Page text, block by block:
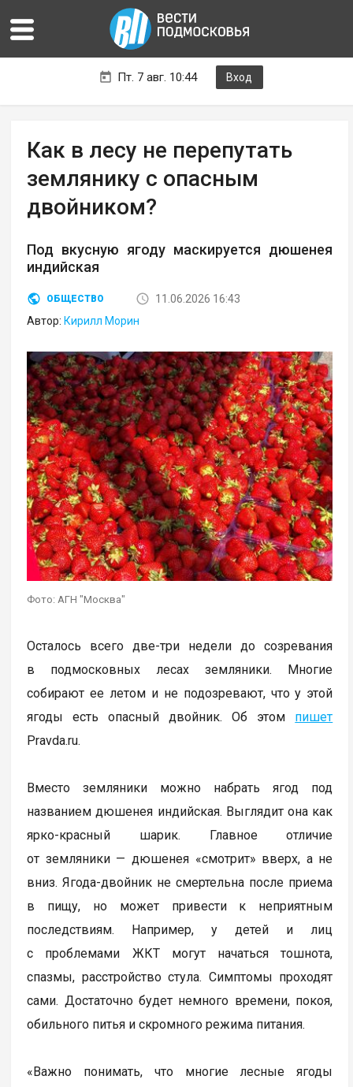
Пт. 7 авг. 10:44 Вход
Как в лесу не перепутать
землянику с опасным
двойником?
Под вкусную ягоду маскируется дюшенея
индийская
ОБЩЕСТВО
11.06.2026 16:43
Автор: Кирилл Морин
Фото: АГН "Москва"
Осталось всего две-три недели до созревания
в подмосковных лесах земляники. Многие
собирают ее летом и не подозревают, что у этой
ягоды есть опасный двойник. Об этом пишет
Pravda.ru.
Вместо земляники можно набрать ягод под
названием дюшенея индийская. Выглядит она как
ярко-красный шарик. Главное отличие
от земляники — дюшенея «смотрит» вверх, а не
вниз. Ягода-двойник не смертельна после приема
в пищу, но может привести к неприятным
последствиям. Например, у детей и лиц
с проблемами ЖКТ могут начаться тошнота,
спазмы, расстройство стула. Симптомы проходят
сами. Достаточно будет немного времени, покоя,
обильного питья и скромного режима питания.
«Важно понимать, что многие лесные ягоды